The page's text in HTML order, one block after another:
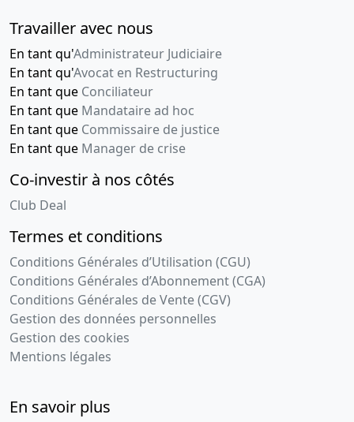
Travailler avec nous
En tant qu'Administrateur Judiciaire
En tant qu'Avocat en Restructuring
En tant que Conciliateur
En tant que Mandataire ad hoc
En tant que Commissaire de justice
En tant que Manager de crise
Co-investir à nos côtés
Club Deal
Termes et conditions
Conditions Générales d’Utilisation (CGU)
Conditions Générales d’Abonnement (CGA)
Conditions Générales de Vente (CGV)
Gestion des données personnelles
Gestion des cookies
Mentions légales
En savoir plus